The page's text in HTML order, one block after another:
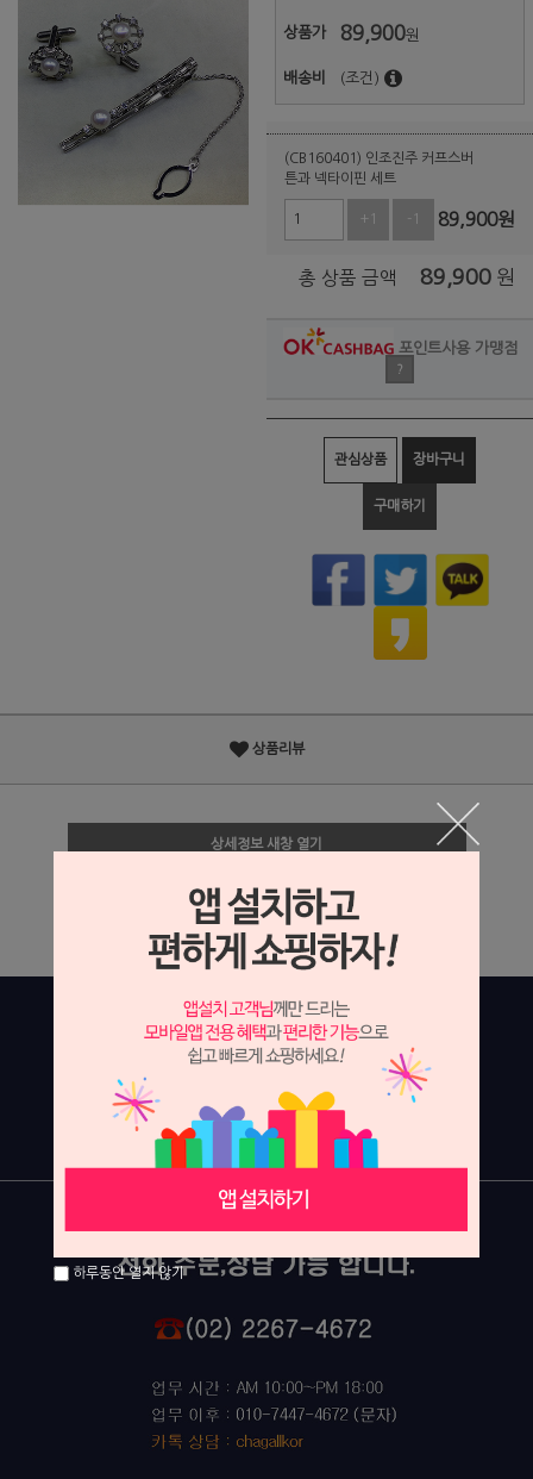
상품가 89,900원
배송비 (조건)
(CB160401) 인조진주 커프스버
튼과 넥타이핀 세트
+1 -1 89,900원
총 상품 금액 89,900 원
포인트사용 가맹점
?
관심상품 장바구니
구매하기
상품리뷰
상세정보 새창 열기
상세 정보를 확대해 보실 수 있습니다.
하루동안 열지 않기